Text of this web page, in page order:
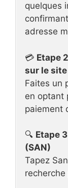
quelques
adresse
💳 Etape
sur le site
Faites un
en optant
paiement
🔍 Etape
(SAN)
Tapez
recherche